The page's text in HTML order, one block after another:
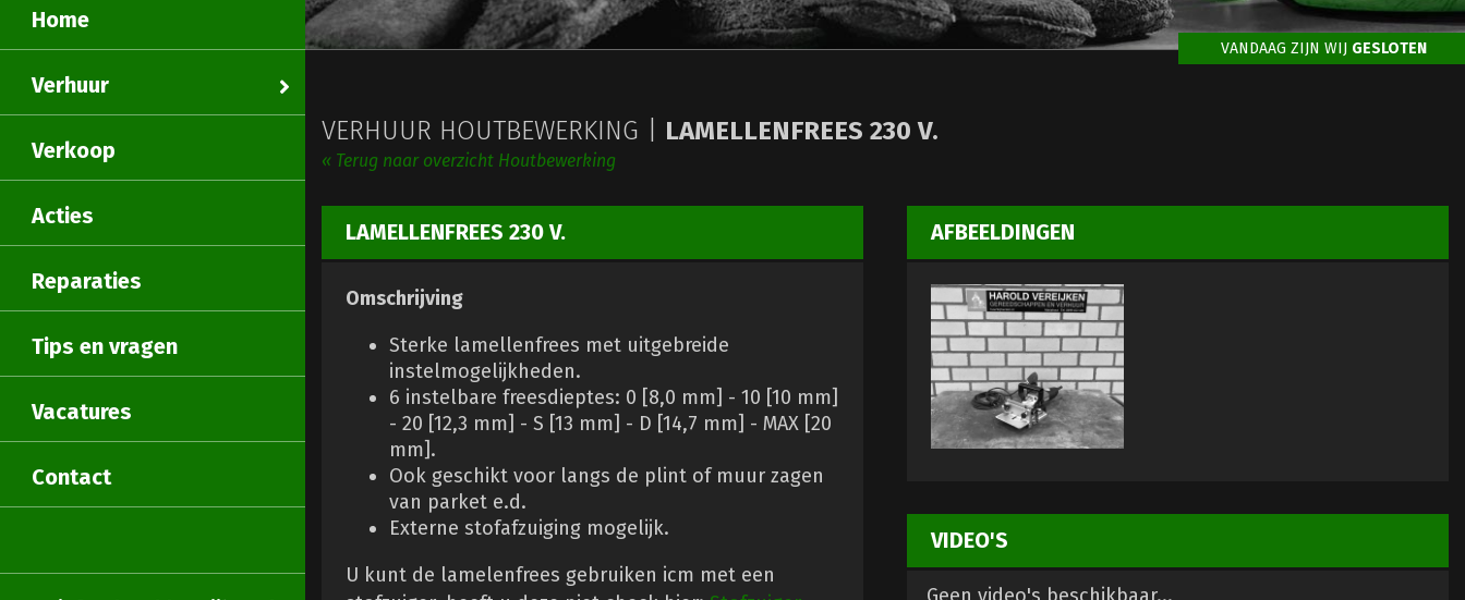
Home
Verhuur
Verkoop
Acties
Reparaties
Tips en vragen
Vacatures
Contact
VANDAAG ZIJN WIJ GESLOTEN
VERHUUR HOUTBEWERKING | LAMELLENFREES 230 V.
« Terug naar overzicht Houtbewerking
LAMELLENFREES 230 V.
Omschrijving
Sterke lamellenfrees met uitgebreide
instelmogelijkheden.
6 instelbare freesdieptes: 0 [8,0 mm] - 10 [10 mm]
- 20 [12,3 mm] - S [13 mm] - D [14,7 mm] - MAX [20
mm].
Ook geschikt voor langs de plint of muur zagen
van parket e.d.
Externe stofafzuiging mogelijk.
U kunt de lamelenfrees gebruiken icm met een
AFBEELDINGEN
VIDEO'S